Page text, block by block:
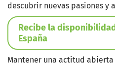
descubrir nuevas pasiones y
Recibe la
España
Mantener una actitud abierta